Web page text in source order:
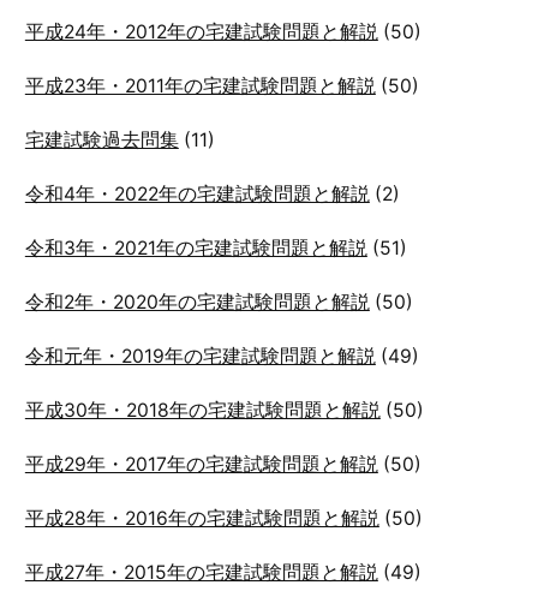
平成24年・2012年の宅建試験問題と解説(50)
平成23年・2011年の宅建試験問題と解説(50)
宅建試験過去問集(11)
令和4年・2022年の宅建試験問題と解説(2)
令和3年・2021年の宅建試験問題と解説(51)
令和2年・2020年の宅建試験問題と解説(50)
令和元年・2019年の宅建試験問題と解説(49)
平成30年・2018年の宅建試験問題と解説(50)
平成29年・2017年の宅建試験問題と解説(50)
平成28年・2016年の宅建試験問題と解説(50)
平成27年・2015年の宅建試験問題と解説(49)